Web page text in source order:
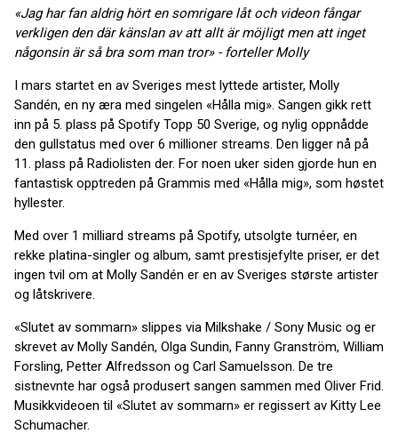
«Jag har fan aldrig hört en somrigare låt och videon fångar
verkligen den där känslan av att allt är möjligt men att inget
någonsin är så bra som man tror» - forteller Molly
I mars startet en av Sveriges mest lyttede artister, Molly
Sandén, en ny æra med singelen «Hålla mig». Sangen gikk rett
inn på 5. plass på Spotify Topp 50 Sverige, og nylig oppnådde
den gullstatus med over 6 millioner streams. Den ligger nå på
11. plass på Radiolisten der. For noen uker siden gjorde hun en
fantastisk opptreden på Grammis med «Hålla mig», som høstet
hyllester.
Med over 1 milliard streams på Spotify, utsolgte turnéer, en
rekke platina-singler og album, samt prestisjefylte priser, er det
ingen tvil om at Molly Sandén er en av Sveriges største artister
og låtskrivere.
«Slutet av sommarn» slippes via Milkshake / Sony Music og er
skrevet av Molly Sandén, Olga Sundin, Fanny Granström, William
Forsling, Petter Alfredsson og Carl Samuelsson. De tre
sistnevnte har også produsert sangen sammen med Oliver Frid.
Musikkvideoen til «Slutet av sommarn» er regissert av Kitty Lee
Schumacher.